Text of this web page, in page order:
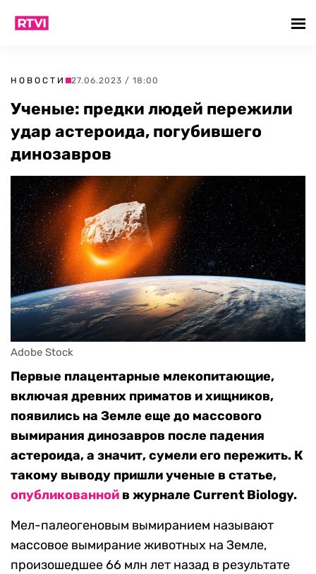
НОВОСТИ 27.06.2023 / 18:00
Ученые: предки людей пережили
удар астероида, погубившего
динозавров
Adobe Stock
Первые плацентарные млекопитающие,
включая древних приматов и хищников,
появились на Земле еще до массового
вымирания динозавров после падения
астероида, а значит, сумели его пережить. К
такому выводу пришли ученые в статье,
опубликованной в журнале Current Biology.
Мел-палеогеновым вымиранием называют
массовое вымирание животных на Земле,
произошедшее 66 млн лет назад в результате